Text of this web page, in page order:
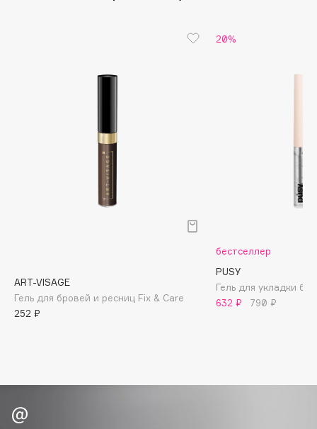
Brunello Cucinelli
Bvlgari
ART-VISAGE
Гель для бровей и ресниц Fix & Care
252 ₽
20%
бестселлер
PUSY
Гель для укладки
632 ₽
790 ₽